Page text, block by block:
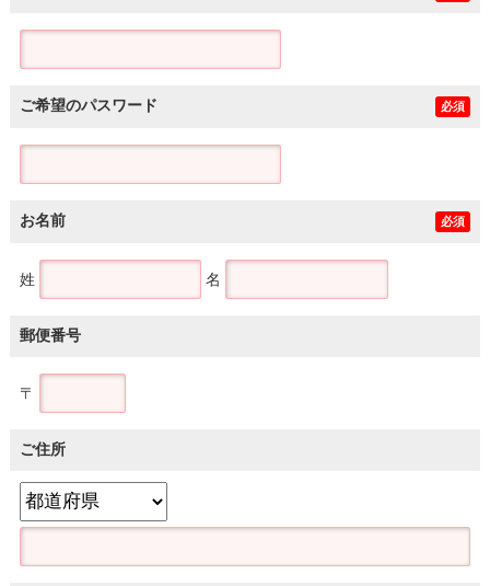
ご希望のパスワード 必須
お名前 必須
姓 名
郵便番号
〒
ご住所